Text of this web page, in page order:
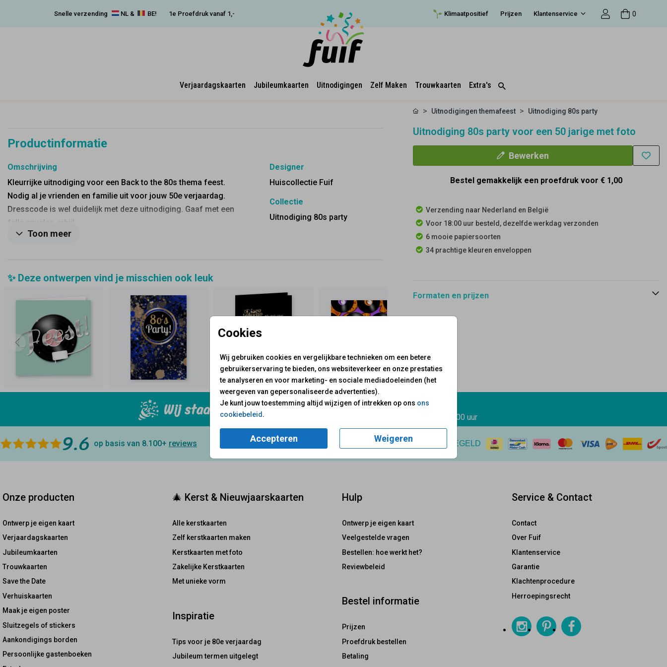
Snelle verzending NL & BE! 1e Proefdruk vanaf 1,- Klimaatpositief Prijzen Klantenservice 0
Verjaardagskaarten Jubileumkaarten Uitnodigingen Zelf Maken Trouwkaarten Extra's
Cookies
Wij gebruiken cookies en vergelijkbare technieken om een betere
gebruikerservaring te bieden, ons websiteverkeer en onze prestaties
te analyseren en voor marketing- en sociale mediadoeleinden (het
weergeven van gepersonaliseerde advertenties).
Je kunt jouw toestemming altijd wijzigen of intrekken op ons ons
cookiebeleid .
Accepteren Weigeren
Productinformatie
Omschrijving
Kleurrijke uitnodiging voor een Back to the 80s thema feest.
Nodig al je vrienden en familie uit voor jouw 50e verjaardag.
Dresscode is wel duidelijk met deze uitnodiging. Gaaf met een
felle envelop erbij!
Toon meer
Designer
Huiscollectie Fuif
Collectie
Uitnodiging 80s party
✨ Deze ontwerpen vind je misschien ook leuk
Uitnodigingen themafeest Uitnodiging 80s party
Uitnodiging 80s party voor een 50 jarige met foto
Bewerken
Bestel gemakkelijk een proefdruk voor € 1,00
Verzending naar Nederland en België
Voor 18:00 uur besteld, dezelfde werkdag verzonden
6 mooie papiersoorten
34 prachtige kleuren enveloppen
Formaten en prijzen
Wij staan voor je klaar! Mail ons:info@fuif.nl
10.00 - 17.00 uur
9.6 op basis van 8.100+ reviews GOED GEREGELD
Onze producten
Ontwerp je eigen kaart
Verjaardagskaarten
Jubileumkaarten
Trouwkaarten
Save the Date
Verhuiskaarten
Maak je eigen poster
Sluitzegels of stickers
Aankondigings borden
Persoonlijke gastenboeken
🎄 Kerst & Nieuwjaarskaarten
Alle kerstkaarten
Zelf kerstkaarten maken
Kerstkaarten met foto
Zakelijke Kerstkaarten
Met unieke vorm
Inspiratie
Tips voor je 80e verjaardag
Jubileum termen uitgelegt
Hulp
Ontwerp je eigen kaart
Veelgestelde vragen
Bestellen: hoe werkt het?
Reviewbeleid
Bestel informatie
Prijzen
Proefdruk bestellen
Betaling
Service & Contact
Contact
Over Fuif
Klantenservice
Garantie
Klachtenprocedure
Herroepingsrecht